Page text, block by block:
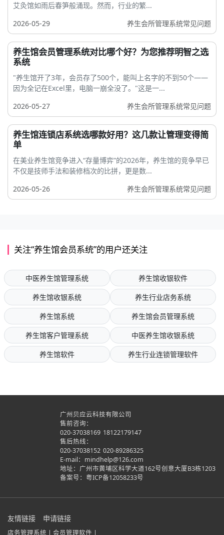
艾灸馆如雨后春笋般涌现。然而，行业的繁...
2026-05-29
养生会所管理系统常见问题
养生馆会员管理系统对比哪个好？为您推荐明智之选
系统
"养生馆开了3年，会员存了500个，能叫上名字的不到50个——
因为全记在Excel里，电脑一崩全没了。"这是一...
2026-05-27
养生会所管理系统常见问题
养生馆连锁店系统选哪款好用？这几款让管理变得简
单
在美业养生馆竞争进入“存量博弈”的2026年，养生馆的竞争早已
不仅是技师手法和装修档次的比拼，更是数...
2026-05-26
养生会所管理系统常见问题
关注“养生馆会员系统”的用户还关注
中医养生馆管理系统
养生馆收银软件
养生馆收银系统
养生行业店务系统
养生馆系统
养生馆会员管理系统
养生馆客户管理系统
中医养生馆收银系统
养生馆软件
养生行业连锁管理软件
广州贝应云科技有限公司
售前咨询：
020-37038169 18122179147
售后热线：
020-37038152 020-89286325
E-mail：mindhelp@126.com
地址：广州市黄埔区科学大道162号创意大厦B3栋1203
备案号： 粤ICP备12058233号
友情链接 申请链接
店务管理系统 | 会员管理软件 |